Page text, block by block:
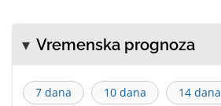
Vremenska prognoza
7 dana 10 dana 14 dana